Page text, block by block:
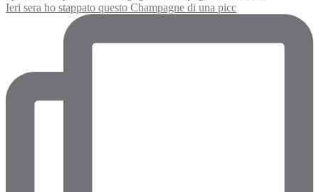
Ieri sera ho stappato questo Champagne di una picc